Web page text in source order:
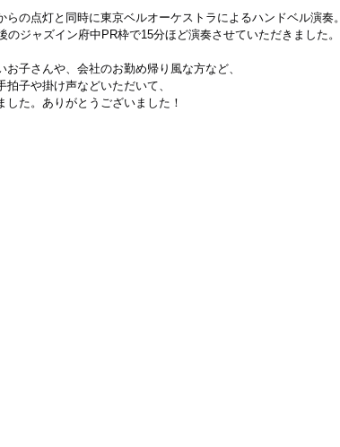
らの点灯と同時に東京ベルオーケストラによるハンドベル演奏。
のジャズイン府中PR枠で15分ほど演奏させていただきました。
お子さんや、会社のお勤め帰り風な方など、
拍子や掛け声などいただいて、
した。ありがとうございました！